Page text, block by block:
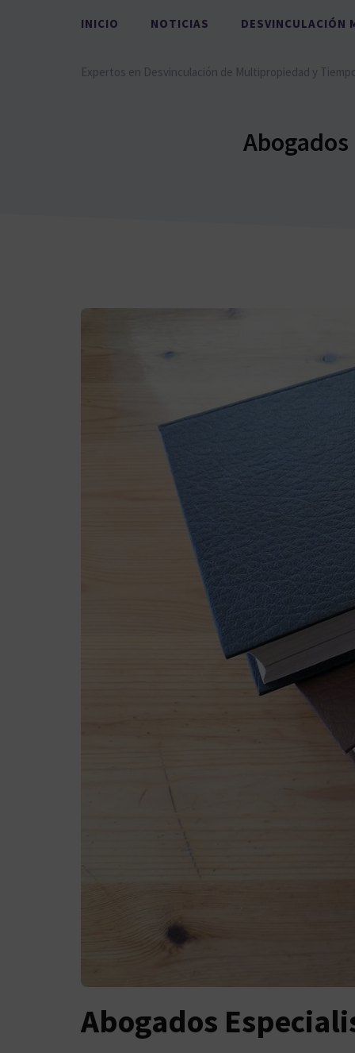
INICIO NOTICIAS DESVINCULACIÓN
Expertos en Desvinculación de Multipropiedad y
Abogados